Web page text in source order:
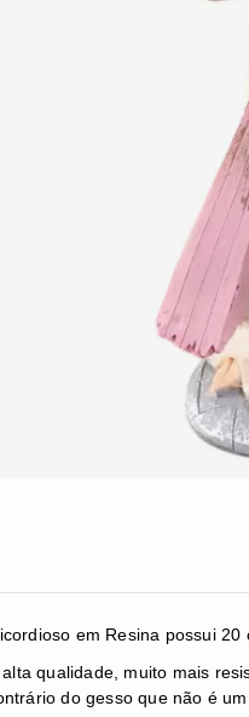
em Resina possui
qualidade, muito mais
do gesso que não é